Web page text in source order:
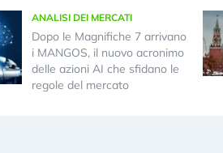
ANALISI DEI MERCATI
Dopo le Magnifiche 7 arrivano
i MANGOS, il nuovo acronimo
delle azioni AI che sfidano le
regole del mercato